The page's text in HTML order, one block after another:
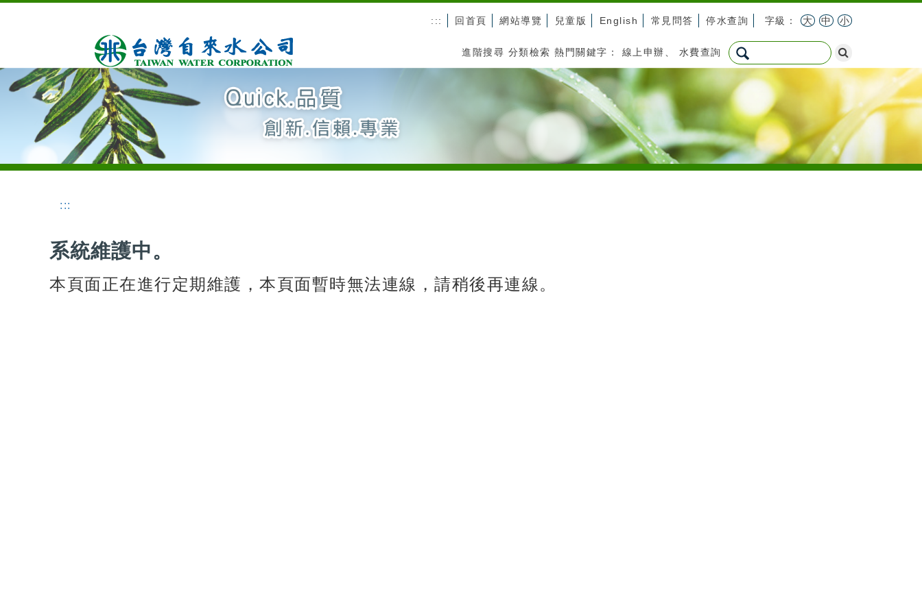
::: 回首頁 網站導覽 兒童版 English 常見問答 停水查詢 字級： 大 中 小
進階搜尋 分類檢索 熱門關鍵字： 線上申辦 水費查詢
:::
系統維護中。
本頁面正在進行定期維護，本頁面暫時無法連線，請稍後再連線。